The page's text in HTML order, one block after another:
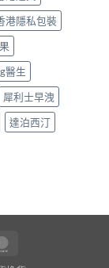
港隱私包裝
醫生
犀利士早洩
達泊西汀